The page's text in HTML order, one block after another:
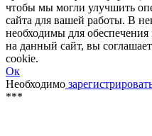
Этот веб-сайт использует
удобного и
хранят полезную
чтобы мы могли улучшить
сайта для вашей работы. В
необходимы для обеспечения
на данный сайт, вы